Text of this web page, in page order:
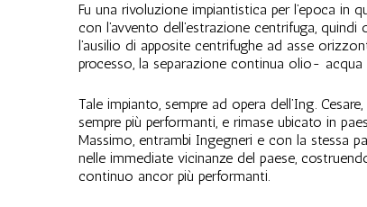
Fu una rivoluzione impiantistica per l’epoca
con l’avvento dell’estrazione centrifuga,
l’ausilio di apposite centrifughe ad asse
processo, la separazione continua olio-
Tale impianto, sempre ad opera dell’Ing.
sempre più performanti, e rimase ubicato in
Massimo, entrambi Ingegneri e con la stessa
nelle immediate vicinanze del paese,
continuo ancor più performanti.